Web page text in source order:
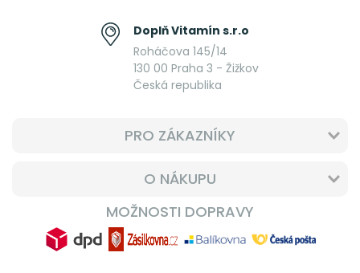
Doplň Vitamín s.r.o
Roháčova 145/14
130 00 Praha 3 - Žižkov
Česká republika
PRO ZÁKAZNÍKY
O NÁKUPU
MOŽNOSTI DOPRAVY